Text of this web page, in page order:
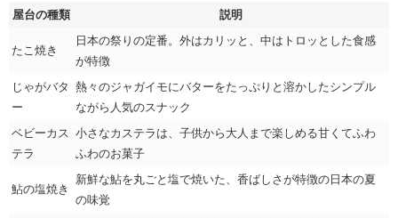
屋台の種類 説明
たこ焼き
日本の祭りの定番。外はカリッと、中はトロッとした食感
が特徴
じゃがバタ
ー
熱々のジャガイモにバターをたっぷりと溶かしたシンプル
ながら人気のスナック
ベビーカス
テラ
小さなカステラは、子供から大人まで楽しめる甘くてふわ
ふわのお菓子
鮎の塩焼き
新鮮な鮎を丸ごと塩で焼いた、香ばしさが特徴の日本の夏
の味覚